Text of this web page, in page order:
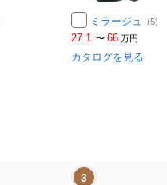
ミラージュ (5)
27.1 〜 66 万円
カタログを見る
3